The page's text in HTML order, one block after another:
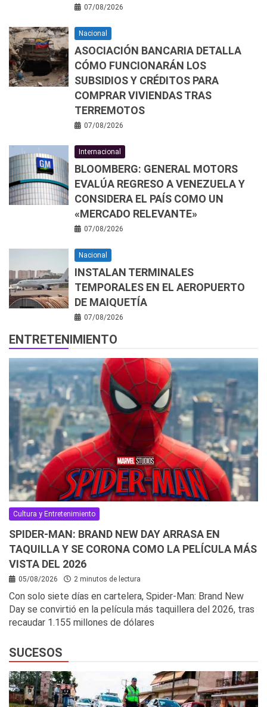
07/08/2026
Nacional
ASOCIACIÓN BANCARIA DETALLA
CÓMO FUNCIONARÁN LOS
SUBSIDIOS Y CRÉDITOS PARA
COMPRAR VIVIENDAS TRAS
TERREMOTOS
07/08/2026
Internacional
BLOOMBERG: GENERAL MOTORS
EVALÚA REGRESO A VENEZUELA Y
CONSIDERA EL PAÍS COMO UN
«MERCADO RELEVANTE»
07/08/2026
Nacional
INSTALAN TERMINALES
TEMPORALES EN EL AEROPUERTO
DE MAIQUETÍA
07/08/2026
ENTRETENIMIENTO
Cultura y Entretenimiento
SPIDER-MAN: BRAND NEW DAY ARRASA EN
TAQUILLA Y SE CORONA COMO LA PELÍCULA MÁS
VISTA DEL 2026
05/08/2026 2 minutos de lectura
Con solo siete días en cartelera, Spider-Man: Brand New
Day se convirtió en la película más taquillera del 2026, tras
recaudar 1.155 millones de dólares
SUCESOS